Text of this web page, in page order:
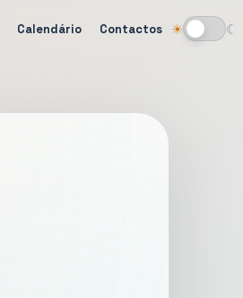
Calendário Contactos ☀ ☾
Alternar tema